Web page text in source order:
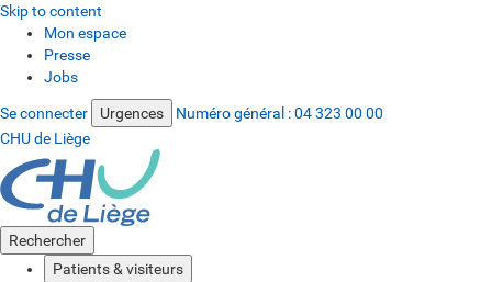
Skip to content
Mon espace
Presse
Jobs
Se connecter Urgences Numéro général :04 323 00 00
CHU de Liège
Rechercher
Patients & visiteurs